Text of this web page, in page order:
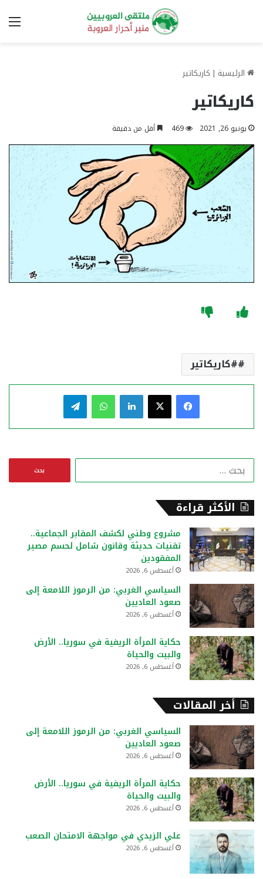
الرئيسية | كاريكاتير
كاريكاتير
يونيو 26, 2021 469 أقل من دقيقة
#كاريكاتير
فيسبوك لينكدإن واتساب
ن
الأكثر قراءة
مشروع وطني لكشف المقابر الجماعية..
تقنيات حديثة وقانون شامل لحسم مصير
المفقودين
أغسطس 6, 2026
السياسي الغربي: من الرموز اللامعة إلى
صعود العاديين
أغسطس 6, 2026
حكاية المرأة الريفية في سوريا.. الأرض
والبيت والحياة
أغسطس 6, 2026
أخر المقالات
السياسي الغربي: من الرموز اللامعة إلى
صعود العاديين
أغسطس 6, 2026
حكاية المرأة الريفية في سوريا.. الأرض
والبيت والحياة
أغسطس 6, 2026
علي الزيدي في مواجهة الامتحان الصعب
أغسطس 6, 2026